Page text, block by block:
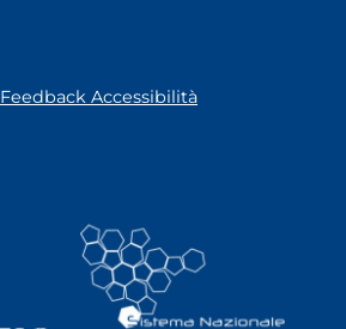
Feedback Accessibilità